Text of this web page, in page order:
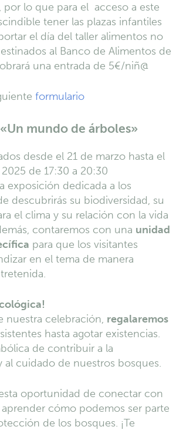
por lo que para el acceso a este
tener las plazas infantiles
el día del taller alimentos no
al Banco de Alimentos de
una entrada de 5€/niñ@
formulario
mundo de árboles»
desde el 21 de marzo hasta el
de 17:30 a 20:30
exposición dedicada a los
descubrirás su biodiversidad, su
el clima y su relación con la vida
contaremos con una unidad
para que los visitantes
en el tema de manera
nuestra celebración, regalaremos
hasta agotar existencias.
de contribuir a la
al cuidado de nuestros bosques.
oportunidad de conectar con
aprender cómo podemos ser parte
de los bosques. ¡Te